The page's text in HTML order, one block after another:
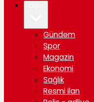
Gündem
Spor
Magazin
Ekonomi
Sağlık
Resmi ilan